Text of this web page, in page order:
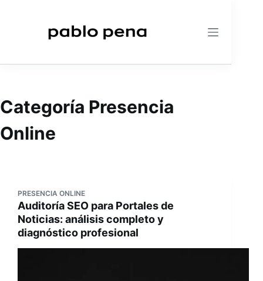
Categoría Presencia
Online
PRESENCIA ONLINE
Auditoría SEO para Portales de
Noticias: análisis completo y
diagnóstico profesional